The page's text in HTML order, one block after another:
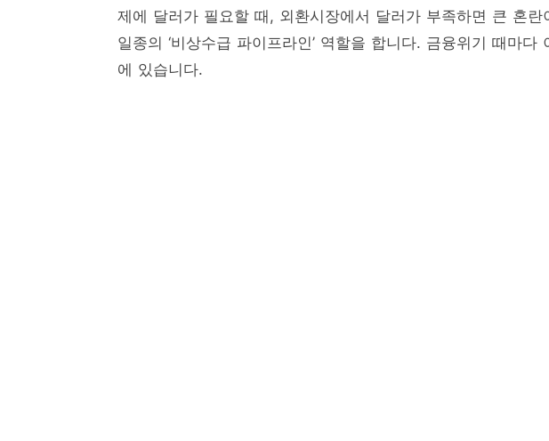
제에 달러가 필요할 때, 외환시장에서 달러가 부족하면 큰 혼
일종의 ‘비상수급 파이프라인’ 역할을 합니다. 금융위기 때마
에 있습니다.